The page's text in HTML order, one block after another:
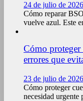
24 de julio de 2026
Cómo reparar
vuelve azul. Este
Cómo proteger
errores que
23 de julio de 2026
Cómo proteger
necesidad urgente